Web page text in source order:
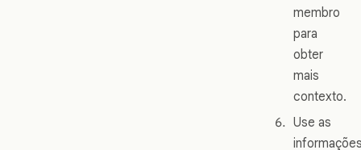
membro
para
obter
mais
contexto.
Use as